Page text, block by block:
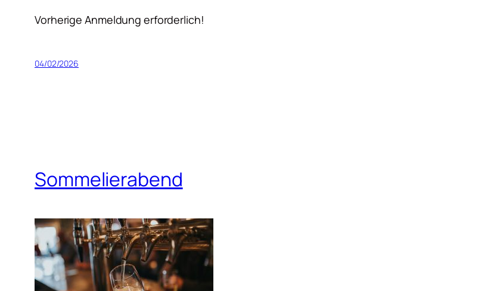
Vorherige Anmeldung erforderlich!
04/02/2026
Sommelierabend